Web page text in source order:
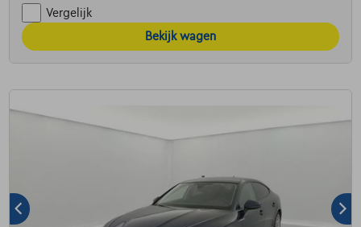
Vergelijk
Bekijk wagen